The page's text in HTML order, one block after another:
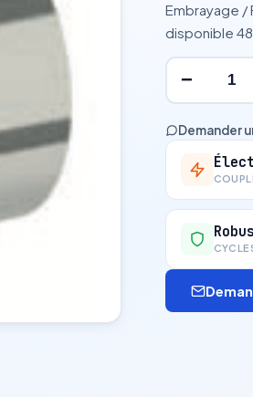
Embrayage /
disponible
−
Demander